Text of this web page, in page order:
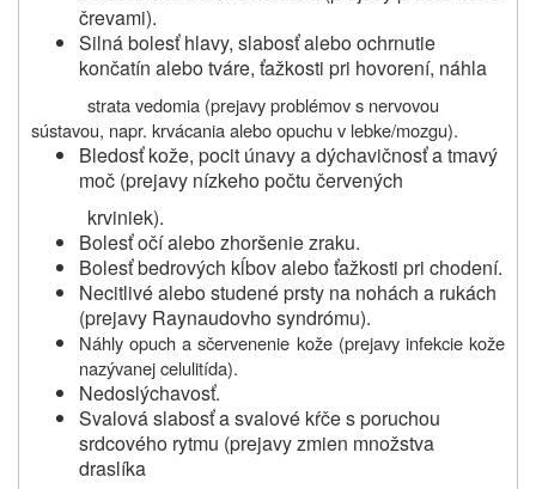
črevami).
Silná bolesť hlavy, slabosť alebo ochrnutie
končatín alebo tváre, ťažkosti pri hovorení, náhla
strata vedomia (prejavy problémov s nervovou
sústavou, napr. krvácania alebo opuchu v lebke/mozgu).
Bledosť kože, pocit únavy a dýchavičnosť a tmavý
moč (prejavy nízkeho počtu červených
krviniek).
Bolesť očí alebo zhoršenie zraku.
Bolesť bedrových kĺbov alebo ťažkosti pri chodení.
Necitlivé alebo studené prsty na nohách a rukách
(prejavy Raynaudovho syndrómu).
Náhly opuch a sčervenenie kože (prejavy infekcie kože
nazývanej celulitída).
Nedoslýchavosť.
Svalová slabosť a svalové kŕče s poruchou
srdcového rytmu (prejavy zmien množstva
draslíka